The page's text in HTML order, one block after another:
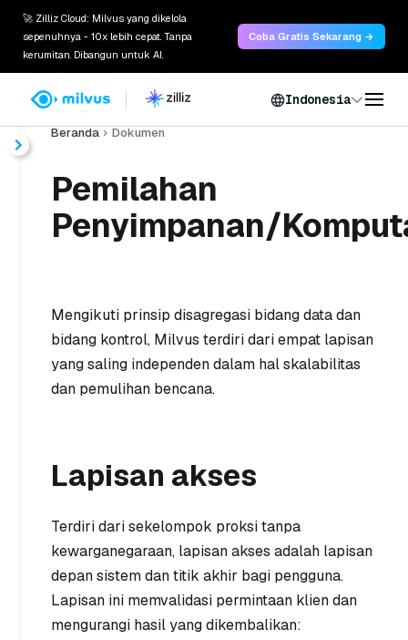
🚀 Zilliz Cloud: Milvus yang dikelola
sepenuhnya - 10x lebih cepat. Tanpa
kerumitan. Dibangun untuk AI.
Coba Gratis Sekarang →
Indonesia
Beranda Dokumen
Pemilahan
Penyimpanan/
Mengikuti prinsip disagregasi bidang data dan
bidang kontrol, Milvus terdiri dari empat lapisan
yang saling independen dalam hal skalabilitas
dan pemulihan bencana.
Lapisan akses
Terdiri dari sekelompok proksi tanpa
kewarganegaraan, lapisan akses adalah lapisan
depan sistem dan titik akhir bagi pengguna.
Lapisan ini memvalidasi permintaan klien dan
mengurangi hasil yang dikembalikan: